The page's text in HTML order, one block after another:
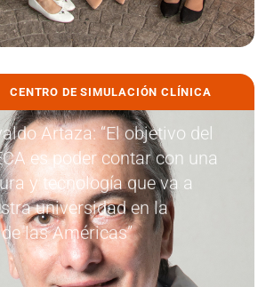
CENTRO DE SIMULACIÓN CLÍNICA
Artaza: “El objetivo del
es poder contar con una
y tecnología que va a
universidad en la
las Américas”